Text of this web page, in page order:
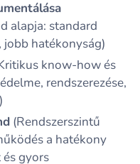
alapja: standard
jobb hatékonyság)
know-how és
rendszerezése,
(Rendszerszintű
a hatékony
gyors